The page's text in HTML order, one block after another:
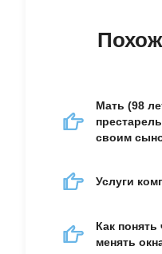
Мать (98
своим
Услуги
Как
менять